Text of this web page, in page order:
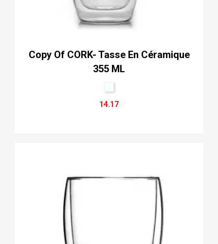
Copy Of CORK- Tasse En Céramique
355 ML
14.17